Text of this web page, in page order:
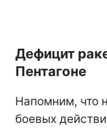
Дефицит
Пентагоне
Напомним, что
боевых